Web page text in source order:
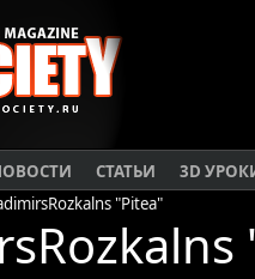
СТАТЬИ 3D
"Pitea"